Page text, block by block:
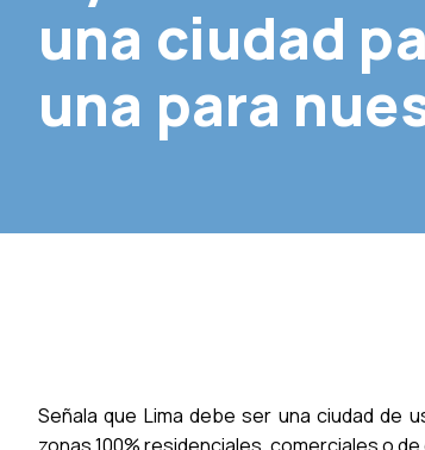
una ciudad
una para
Señala que Lima debe ser una ciudad de